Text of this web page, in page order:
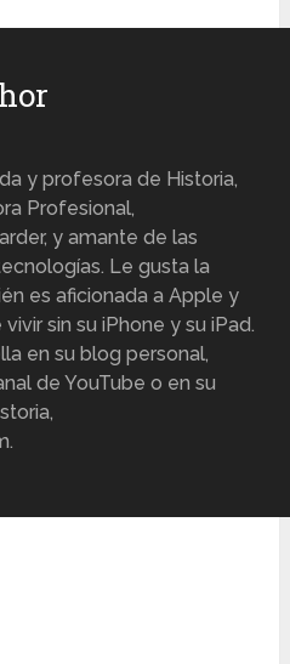
y profesora de Historia,
Profesional,
y amante de las
Le gusta la
es aficionada a Apple y
sin su iPhone y su iPad.
en su blog personal,
de YouTube o en su